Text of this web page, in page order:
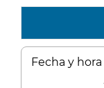
Fecha y